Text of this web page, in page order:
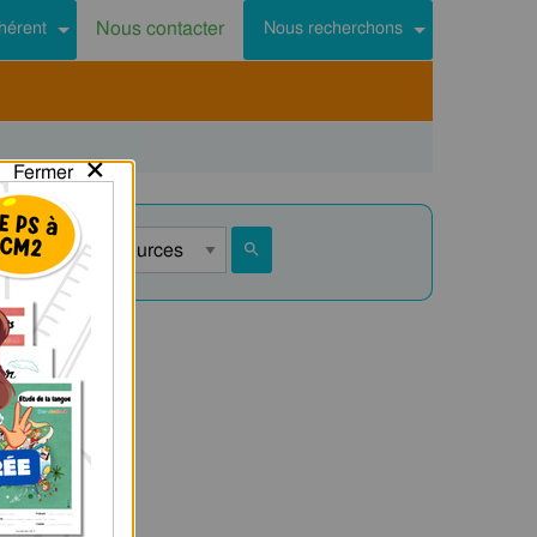
Nous contacter Nous recherchons
Fermer×